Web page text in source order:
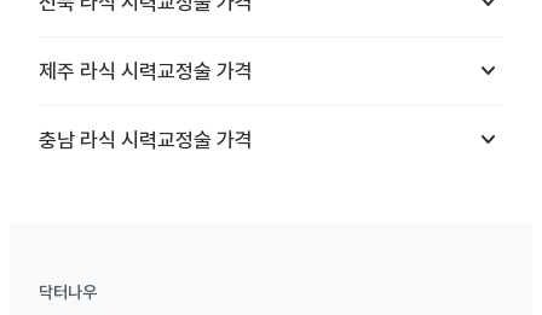
제주 라식 시력교정술 가격 keyboard_arrow_down
충남 라식 시력교정술 가격 keyboard_arrow_down
닥터나우